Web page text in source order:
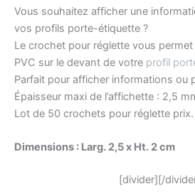
Vous souhaitez afficher une
vos profils porte-étiquette ?
Le crochet pour réglette vous
PVC sur le devant de votre profil
Parfait pour afficher informations ou
Épaisseur maxi de l’affichette : 2,5
Lot de 50 crochets pour réglette prix.
Dimensions : Larg. 2,5 x Ht. 2 cm
[divider][/